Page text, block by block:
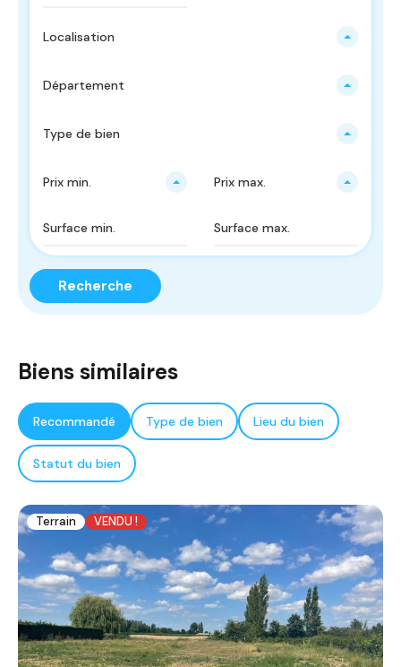
Localisation
Département
Type de bien
Prix ​​min. Prix ​​max.
Recherche
Biens similaires
Recommandé Type de bien Lieu du bien
Statut du bien
Terrain VENDU !